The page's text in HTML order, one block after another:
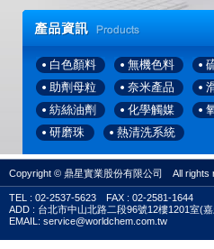
白色顏料 無機色料
助劑母粒
奈米產品
紡絲油劑
化學觸媒
研磨珠
熱清洗系統
後處理設備
液態原料注入
固態母粒下料系統
Copyright © 鼎星實業股份有限公司 All rights
TEL : 02-2537-5623 FAX : 02-2581-1644
ADD : 台北市中山北路二段96號12樓1201室(
EMAIL: service@worldchem.com.tw